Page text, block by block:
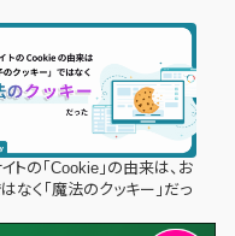
トの「Cookie」の由来は、お
なく「魔法のクッキー」だっ